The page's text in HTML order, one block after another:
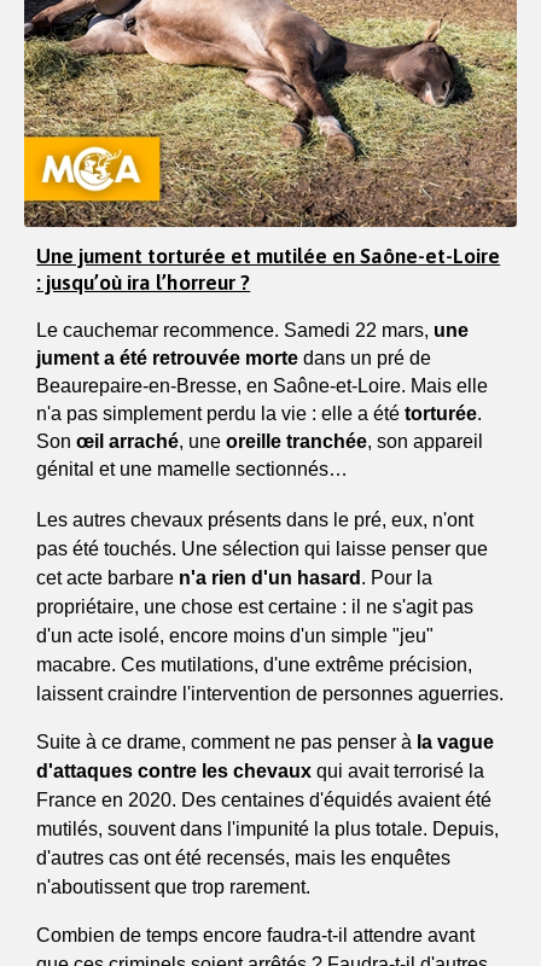
Une jument torturée et mutilée en Saône-et-Loire
: jusqu’où ira l’horreur ?
Le cauchemar recommence. Samedi 22 mars, une
jument a été retrouvée morte dans un pré de
Beaurepaire-en-Bresse, en Saône-et-Loire. Mais elle
n'a pas simplement perdu la vie : elle a été torturée.
Son œil arraché, une oreille tranchée, son appareil
génital et une mamelle sectionnés…
Les autres chevaux présents dans le pré, eux, n'ont
pas été touchés. Une sélection qui laisse penser que
cet acte barbare n'a rien d'un hasard . Pour la
propriétaire, une chose est certaine : il ne s'agit pas
d'un acte isolé, encore moins d'un simple "jeu"
macabre. Ces mutilations, d'une extrême précision,
laissent craindre l'intervention de personnes aguerries.
Suite à ce drame, comment ne pas penser à la vague
d'attaques contre les chevaux qui avait terrorisé la
France en 2020. Des centaines d'équidés avaient été
mutilés, souvent dans l'impunité la plus totale. Depuis,
d'autres cas ont été recensés, mais les enquêtes
n'aboutissent que trop rarement.
Combien de temps encore faudra-t-il attendre avant